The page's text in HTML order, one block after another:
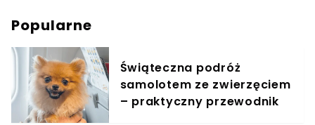
Popularne
Świąteczna podróż
samolotem ze zwierzęciem
– praktyczny przewodnik